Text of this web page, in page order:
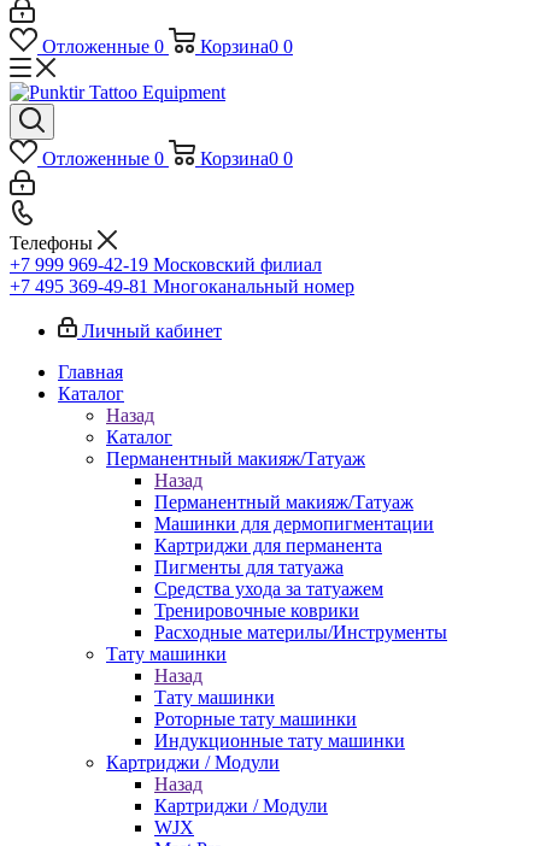
Отложенные 0 Корзина0 0
Отложенные 0 Корзина0 0
Телефоны
+7 999 969-42-19 Московский филиал
+7 495 369-49-81 Многоканальный номер
Личный кабинет
Главная
Каталог
Назад
Каталог
Перманентный макияж/Татуаж
Назад
Перманентный макияж/Татуаж
Машинки для дермопигментации
Картриджи для перманента
Пигменты для татуажа
Средства ухода за татуажем
Тренировочные коврики
Расходные материлы/Инструменты
Тату машинки
Назад
Тату машинки
Роторные тату машинки
Индукционные тату машинки
Картриджи / Модули
Назад
Картриджи / Модули
WJX